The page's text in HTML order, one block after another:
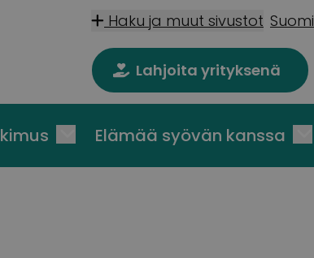
Haku ja muut sivustot Suomi
Lahjoita yrityksenä
Elämää syövän kanssa